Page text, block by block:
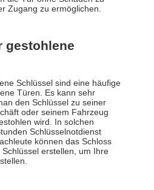
Zugang zu ermöglichen.
gestohlene
Schlüssel sind eine häufige
Türen. Es kann sehr
den Schlüssel zu seiner
oder seinem Fahrzeug
wird. In solchen
Schlüsselnotdienst
können das Schloss
erstellen, um Ihre